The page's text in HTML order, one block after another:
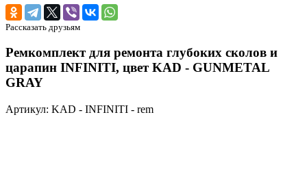
Рассказать друзьям
Ремкомплект для ремонта глубоких сколов и
царапин INFINITI, цвет KAD - GUNMETAL
GRAY
Артикул: KAD - INFINITI - rem